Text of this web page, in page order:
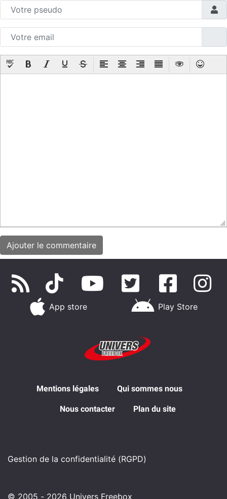
App store Play Store
Mentions légales Qui sommes nous
Nous contacter Plan du site
Gestion de la confidentialité (RGPD)
© 2005 - 2026 Univers Freebox